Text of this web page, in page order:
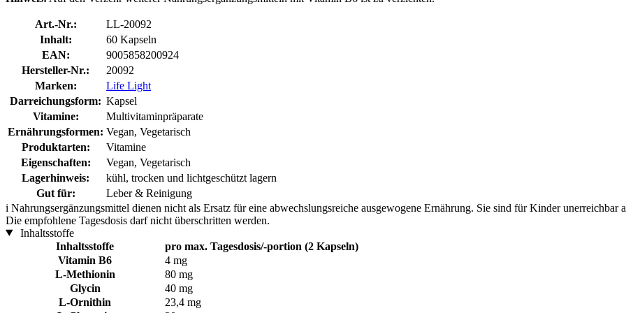
Art.-Nr.:
LL-20092
Inhalt:
60 Kapseln
EAN:
9005858200924
Hersteller-Nr.:
20092
Marken:
Life Light
Darreichungsform: Kapsel
Vitamine:
Multivitaminpräparate
Ernährungsformen: Vegan, Vegetarisch
Produktarten:
Vitamine
Eigenschaften:
Vegan, Vegetarisch
Lagerhinweis:
kühl, trocken und lichtgeschützt lagern
Gut für:
Leber & Reinigung
i Nahrungsergänzungsmittel dienen nicht als Ersatz für eine abwechslungsreiche ausgewogene Ernährung. Sie sind für Kinder unerreichbar
Die empfohlene Tagesdosis darf nicht überschritten werden.
Inhaltsstoffe
Inhaltsstoffe
pro max. Tagesdosis/-portion (2 Kapseln)
Vitamin B6
4 mg
L-Methionin
80 mg
Glycin
40 mg
L-Ornithin
23,4 mg